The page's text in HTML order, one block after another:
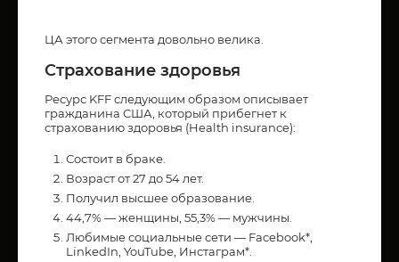
ЦА этого сегмента довольно велика.
Страхование здоровья
Ресурс KFF следующим образом описывает
гражданина США, который прибегнет к
страхованию здоровья (Health insurance):
Состоит в браке.
Возраст от 27 до 54 лет.
Получил высшее образование.
44,7% — женщины, 55,3% — мужчины.
Любимые социальные сети — Facebook*,
LinkedIn, YouTube, Инстаграм*.